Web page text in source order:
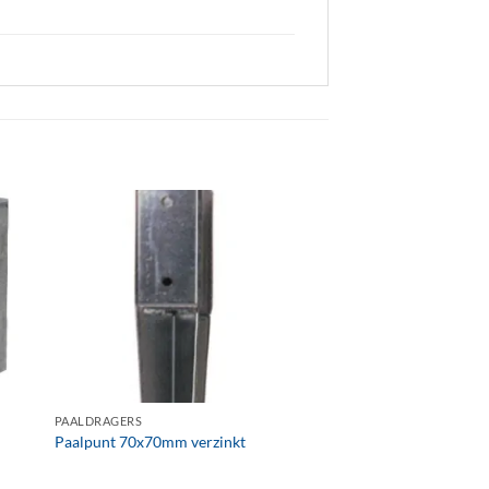
PAALDRAGERS
Paalpunt 70x70mm verzinkt